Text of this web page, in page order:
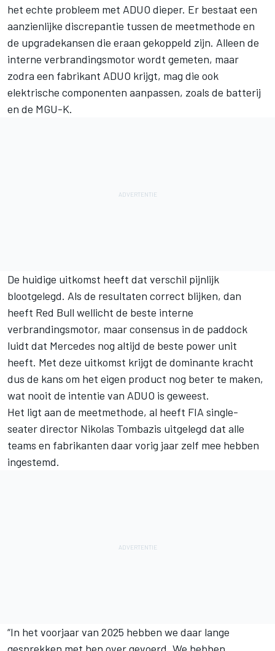
het echte probleem met ADUO dieper. Er bestaat een
aanzienlijke discrepantie tussen de meetmethode en
de upgradekansen die eraan gekoppeld zijn. Alleen de
interne verbrandingsmotor wordt gemeten, maar
zodra een fabrikant ADUO krijgt, mag die ook
elektrische componenten aanpassen, zoals de batterij
en de MGU-K.
De huidige uitkomst heeft dat verschil pijnlijk
blootgelegd. Als de resultaten correct blijken, dan
heeft Red Bull wellicht de beste interne
verbrandingsmotor, maar consensus in de paddock
luidt dat Mercedes nog altijd de beste power unit
heeft. Met deze uitkomst krijgt de dominante kracht
dus de kans om het eigen product nog beter te maken,
wat nooit de intentie van ADUO is geweest.
Het ligt aan de meetmethode, al heeft FIA single-
seater director Nikolas Tombazis uitgelegd dat alle
teams en fabrikanten daar vorig jaar zelf mee hebben
ingestemd.
“In het voorjaar van 2025 hebben we daar lange